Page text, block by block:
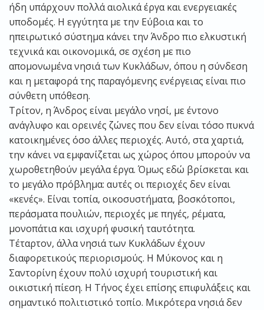
ήδη υπάρχουν πολλά αιολικά έργα και ενεργειακές
υποδομές. Η εγγύτητα με την Εύβοια και το
ηπειρωτικό σύστημα κάνει την Άνδρο πιο ελκυστική
τεχνικά και οικονομικά, σε σχέση με πιο
απομονωμένα νησιά των Κυκλάδων, όπου η σύνδεση
και η μεταφορά της παραγόμενης ενέργειας είναι πιο
σύνθετη υπόθεση.
Τρίτον, η Άνδρος είναι μεγάλο νησί, με έντονο
ανάγλυφο και ορεινές ζώνες που δεν είναι τόσο πυκνά
κατοικημένες όσο άλλες περιοχές. Αυτό, στα χαρτιά,
την κάνει να εμφανίζεται ως χώρος όπου μπορούν να
χωροθετηθούν μεγάλα έργα. Όμως εδώ βρίσκεται και
το μεγάλο πρόβλημα: αυτές οι περιοχές δεν είναι
«κενές». Είναι τοπία, οικοσυστήματα, βοσκότοποι,
περάσματα πουλιών, περιοχές με πηγές, ρέματα,
μονοπάτια και ισχυρή φυσική ταυτότητα.
Τέταρτον, άλλα νησιά των Κυκλάδων έχουν
διαφορετικούς περιορισμούς. Η Μύκονος και η
Σαντορίνη έχουν πολύ ισχυρή τουριστική και
οικιστική πίεση. Η Τήνος έχει επίσης επιφυλάξεις και
σημαντικό πολιτιστικό τοπίο. Μικρότερα νησιά δεν